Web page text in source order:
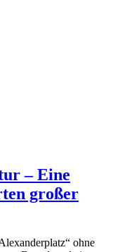
– Eine
großer
ohne